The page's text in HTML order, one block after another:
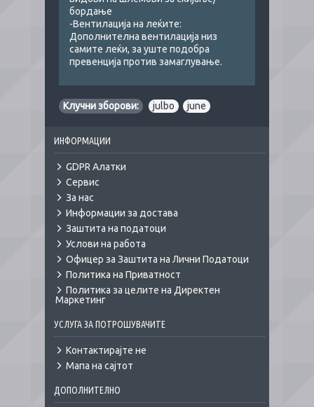
бордање
-Вентилација на леќите:
Дополнителна вентилација низ
самите леќи, за уште подобра
превенција против замаглување.
Клучни зборови: julbo june
ИНФОРМАЦИИ
GDPR Алатки
Сервис
За нас
Информации за достава
Заштита на податоци
Услови на работа
Офицер за Заштита на Лични Податоци
Политика на Приватност
Политика за целите на Директен
Маркетинг
УСЛУГА ЗА ПОТРОШУВАЧИТЕ
Контактирајте не
Мапа на сајтот
ДОПОЛНИТЕЛНО